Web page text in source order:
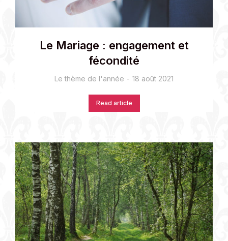
Le Mariage : engagement et
fécondité
Le thème de l'année 18 août 2021
Read article